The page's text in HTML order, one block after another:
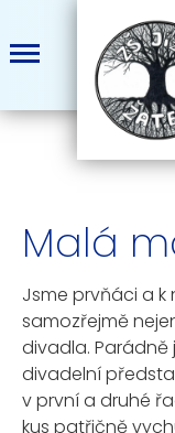
Malá
Jsme prvňáci a
samozřejmě
divadla. Parádně
divadelní
v první a druhé
kus patřičně